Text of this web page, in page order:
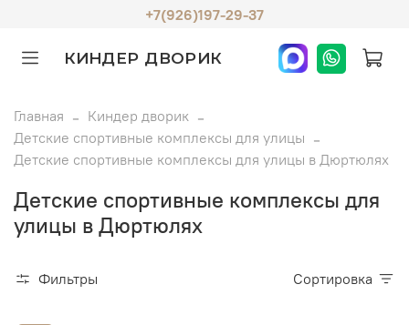
+7(926)197-29-37
КИНДЕР ДВОРИК
Главная
Киндер дворик
Детские спортивные комплексы для улицы
Детские спортивные комплексы для улицы в Дюртюлях
Детские спортивные комплексы для
улицы в Дюртюлях
Фильтры Сортировка